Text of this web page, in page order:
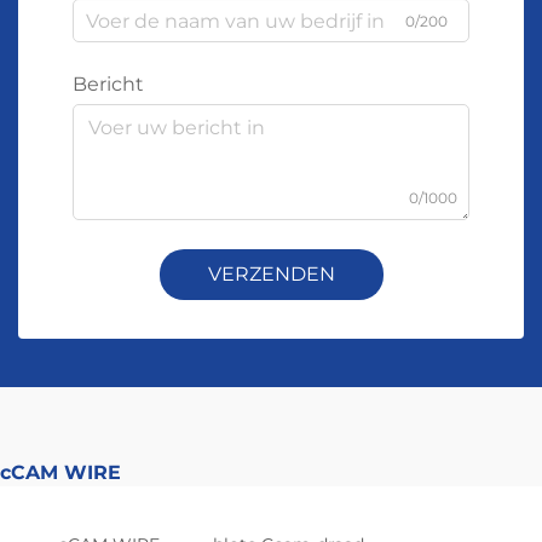
kiezen mensen bij bewegende onderdelen, zoals
robots of machines die regelmatig worden
beter bestand is tegen herhaalde belasting en
slijtage over lange periodes.
aluminiumdraad optimale
waarde biedt: afwegingen
tussen kosten, gewicht en
30–40% lagere materiaalkosten ten
benchmarkgegevens van ICPC uit
0/200
Bericht
0/1000
VERZENDEN
cCAM WIRE